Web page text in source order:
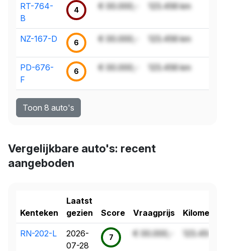
RT-764-
B
4 € 00.000,- 123.456 km
NZ-167-D 6 € 00.000,- 123.456 km
PD-676-
F
6 € 00.000,- 123.456 km
Toon 8 auto's
Vergelijkbare auto's: recent
aangeboden
Kenteken
Laatst
gezien
Score Vraagprijs
RN-202-L
2026-
07-28
7 € 00.000,- 123.456 km